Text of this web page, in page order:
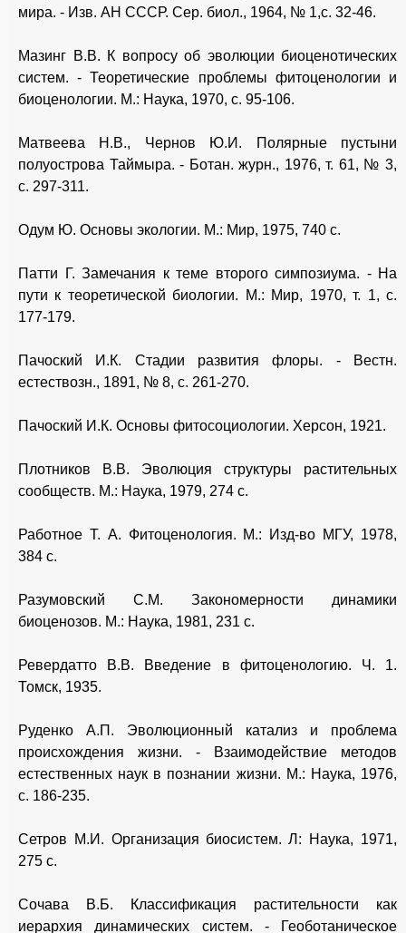
мира. - Изв. АН СССР. Сер. биол., 1964, № 1,с. 32-46.
Мазинг В.В. К вопросу об эволюции биоценотических
систем. - Теоретические проблемы фитоценологии и
биоценологии. М.: Наука, 1970, с. 95-106.
Матвеева Н.В., Чернов Ю.И. Полярные пустыни
полуострова Таймыра. - Ботан. журн., 1976, т. 61, № 3,
с. 297-311.
Одум Ю. Основы экологии. М.: Мир, 1975, 740 с.
Патти Г. Замечания к теме второго симпозиума. - На
пути к теоретической биологии. М.: Мир, 1970, т. 1, с.
177-179.
Пачоский И.К. Стадии развития флоры. - Вестн.
естествозн., 1891, № 8, с. 261-270.
Пачоский И.К. Основы фитосоциологии. Херсон, 1921.
Плотников В.В. Эволюция структуры растительных
сообществ. М.: Наука, 1979, 274 с.
Работное Т. А. Фитоценология. М.: Изд-во МГУ, 1978,
384 с.
Разумовский С.М. Закономерности динамики
биоценозов. М.: Наука, 1981, 231 с.
Ревердатто В.В. Введение в фитоценологию. Ч. 1.
Томск, 1935.
Руденко А.П. Эволюционный катализ и проблема
происхождения жизни. - Взаимодействие методов
естественных наук в познании жизни. М.: Наука, 1976,
с. 186-235.
Сетров М.И. Организация биосистем. Л: Наука, 1971,
275 с.
Сочава В.Б. Классификация растительности как
иерархия динамических систем. - Геоботаническое